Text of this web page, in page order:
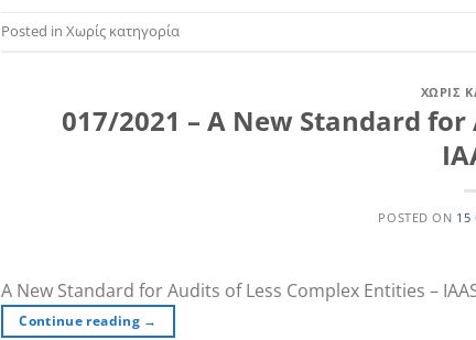
Posted in Χωρίς κατηγορία
ΧΩΡΊΣ
017/2021 – A New Standard
POSTED ON 15
A New Standard for Audits of Less Complex Entities –
Continue reading →